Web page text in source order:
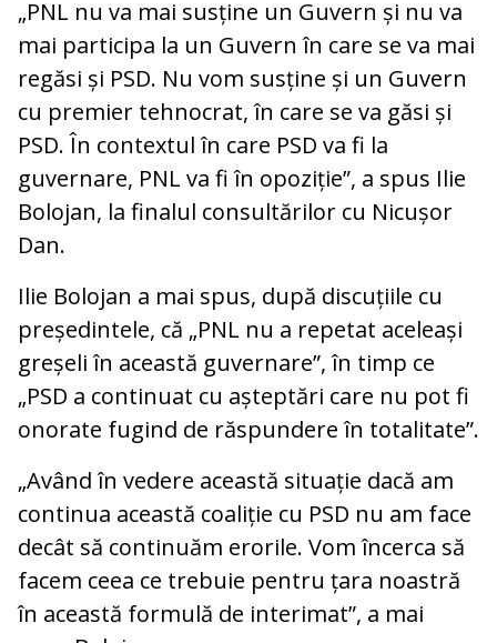
„PNL nu va mai susține un Guvern și nu va
mai participa la un Guvern în care se va mai
regăsi și PSD. Nu vom susține și un Guvern
cu premier tehnocrat, în care se va găsi și
PSD. În contextul în care PSD va fi la
guvernare, PNL va fi în opoziție”, a spus Ilie
Bolojan, la finalul consultărilor cu Nicușor
Dan.
Ilie Bolojan a mai spus, după discuțiile cu
președintele, că „PNL nu a repetat aceleași
greșeli în această guvernare”, în timp ce
„PSD a continuat cu așteptări care nu pot fi
onorate fugind de răspundere în totalitate”.
„Având în vedere această situație dacă am
continua această coaliție cu PSD nu am face
decât să continuăm erorile. Vom încerca să
facem ceea ce trebuie pentru țara noastră
în această formulă de interimat”, a mai